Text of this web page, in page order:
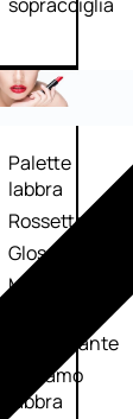
sopracciglia
Palette
labbra
Rossetto
Gloss
Matita
Rimpolpante
Balsamo
labbra